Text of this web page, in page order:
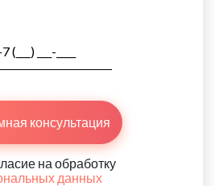
консультация
на обработку
данных